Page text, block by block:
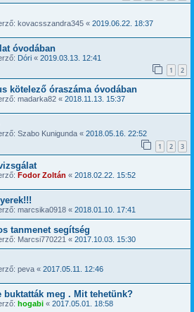
kovacsszandra345 « 2019.06.22. 18:37
óvodában
Dóri « 2019.03.13. 12:41
1 2
kötelező óraszáma óvodában
madarka82 « 2018.11.13. 15:37
Szabo Kunigunda « 2018.05.16. 22:52
1 2 3
Fodor Zoltán « 2018.02.22. 15:52
marcsika0918 « 2018.01.10. 17:41
tanmenet segítség
Marcsi770221 « 2017.10.03. 15:30
peva « 2017.05.11. 12:46
buktatták meg . Mit tehetünk?
hogabi « 2017.05.01. 18:58